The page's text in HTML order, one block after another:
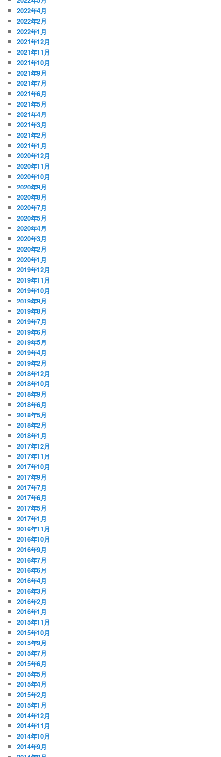
2022年4月
2022年2月
2022年1月
2021年12月
2021年11月
2021年10月
2021年9月
2021年7月
2021年6月
2021年5月
2021年4月
2021年3月
2021年2月
2021年1月
2020年12月
2020年11月
2020年10月
2020年9月
2020年8月
2020年7月
2020年5月
2020年4月
2020年3月
2020年2月
2020年1月
2019年12月
2019年11月
2019年10月
2019年9月
2019年8月
2019年7月
2019年6月
2019年5月
2019年4月
2019年2月
2018年12月
2018年10月
2018年9月
2018年6月
2018年5月
2018年2月
2018年1月
2017年12月
2017年11月
2017年10月
2017年9月
2017年7月
2017年6月
2017年5月
2017年1月
2016年11月
2016年10月
2016年9月
2016年7月
2016年6月
2016年4月
2016年3月
2016年2月
2016年1月
2015年11月
2015年10月
2015年9月
2015年7月
2015年6月
2015年5月
2015年4月
2015年2月
2015年1月
2014年12月
2014年11月
2014年10月
2014年9月